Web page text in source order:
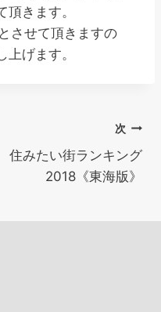
きます。
させて頂きますの
げます。
次
住みたい街ランキング
2018《東海版》